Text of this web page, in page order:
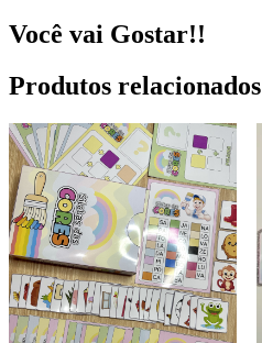
Indígenas
—
da
História!
quantidade
Você vai Gostar!!
Produtos relacionados